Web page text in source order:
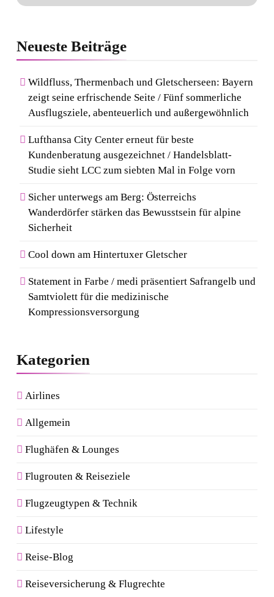
Neueste Beiträge
Wildfluss, Thermenbach und Gletscherseen: Bayern
zeigt seine erfrischende Seite / Fünf sommerliche
Ausflugsziele, abenteuerlich und außergewöhnlich
Lufthansa City Center erneut für beste
Kundenberatung ausgezeichnet / Handelsblatt-
Studie sieht LCC zum siebten Mal in Folge vorn
Sicher unterwegs am Berg: Österreichs
Wanderdörfer stärken das Bewusstsein für alpine
Sicherheit
Cool down am Hintertuxer Gletscher
Statement in Farbe / medi präsentiert Safrangelb und
Samtviolett für die medizinische
Kompressionsversorgung
Kategorien
Airlines
Allgemein
Flughäfen & Lounges
Flugrouten & Reiseziele
Flugzeugtypen & Technik
Lifestyle
Reise-Blog
Reiseversicherung & Flugrechte